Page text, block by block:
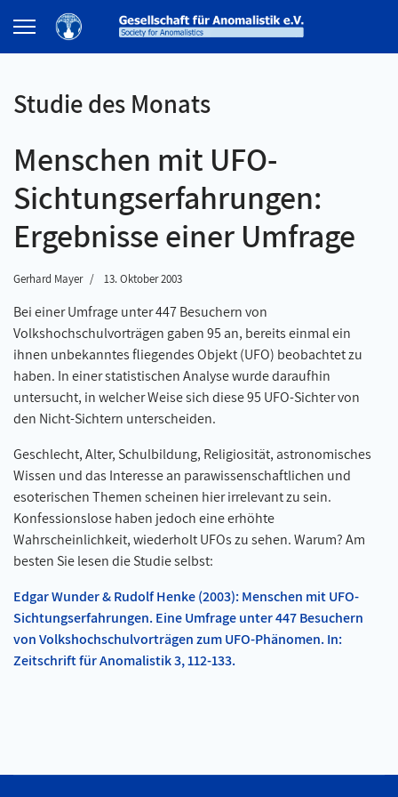
Studie des Monats
Menschen mit UFO-
Sichtungserfahrungen:
Ergebnisse einer Umfrage
Gerhard Mayer 13. Oktober 2003
Bei einer Umfrage unter 447 Besuchern von
Volkshochschulvorträgen gaben 95 an, bereits einmal ein
ihnen unbekanntes fliegendes Objekt (UFO) beobachtet zu
haben. In einer statistischen Analyse wurde daraufhin
untersucht, in welcher Weise sich diese 95 UFO-Sichter von
den Nicht-Sichtern unterscheiden.
Geschlecht, Alter, Schulbildung, Religiosität, astronomisches
Wissen und das Interesse an parawissenschaftlichen und
esoterischen Themen scheinen hier irrelevant zu sein.
Konfessionslose haben jedoch eine erhöhte
Wahrscheinlichkeit, wiederholt UFOs zu sehen. Warum? Am
besten Sie lesen die Studie selbst:
Edgar Wunder & Rudolf Henke (2003): Menschen mit UFO-
Sichtungserfahrungen. Eine Umfrage unter 447 Besuchern
von Volkshochschulvorträgen zum UFO-Phänomen. In:
Zeitschrift für Anomalistik 3, 112-133.